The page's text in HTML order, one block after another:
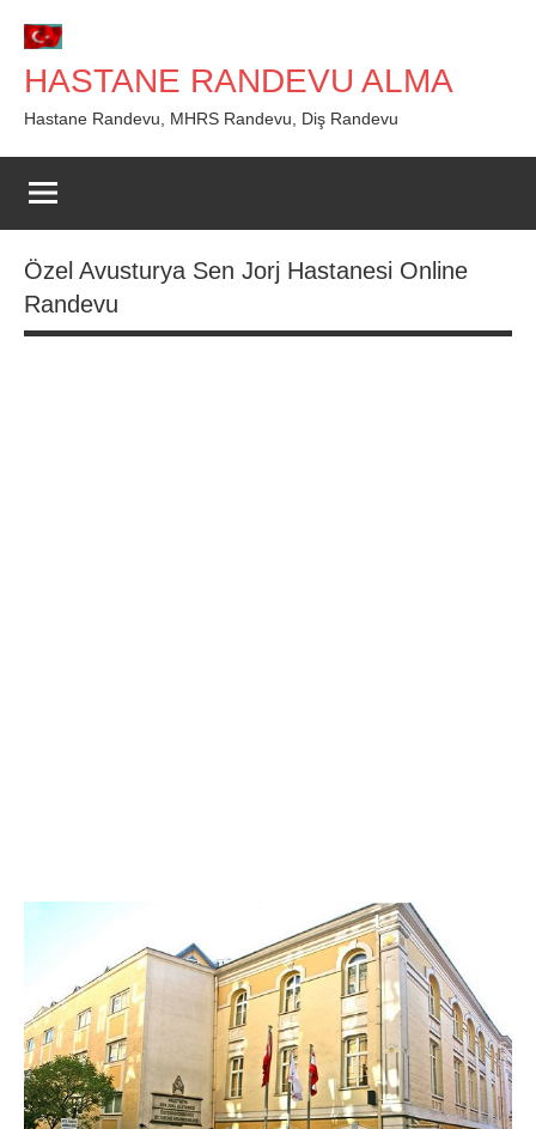
geç
HASTANE RANDEVU ALMA
Hastane Randevu, MHRS Randevu, Diş Randevu
Özel Avusturya Sen Jorj Hastanesi Online
Randevu